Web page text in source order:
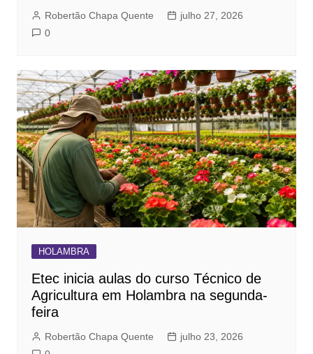
Robertão Chapa Quente
julho 27, 2026
0
HOLAMBRA
Etec inicia aulas do curso Técnico de
Agricultura em Holambra na segunda-
feira
Robertão Chapa Quente
julho 23, 2026